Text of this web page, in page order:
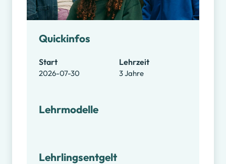
Quickinfos
Start
2026-07-30
Lehrzeit
3 Jahre
Lehrmodelle
Lehrlingsentgelt